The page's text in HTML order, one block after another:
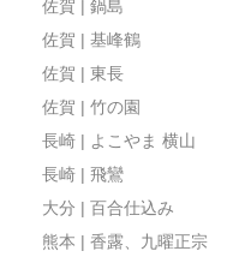
佐賀 | 鍋島
佐賀 | 基峰鶴
佐賀 | 東長
佐賀 | 竹の園
長崎 | よこやま 横山
長崎 | 飛鸞
大分 | 百合仕込み
熊本 | 香露、九曜正宗